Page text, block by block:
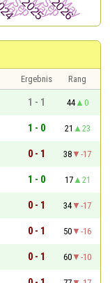
Ergebnis
Rang
1 - 1 44
0
1 - 0 21
23
0 - 1 38
-17
1 - 0 17
21
0 - 1 34
-17
0 - 1 50
-16
0 - 1 60
-10